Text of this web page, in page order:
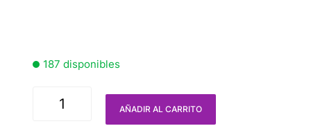
187 disponibles
AÑADIR AL CARRITO